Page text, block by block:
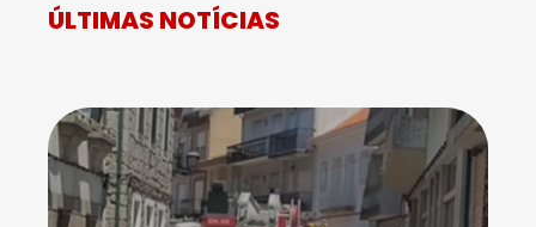
ÚLTIMAS NOTÍCIAS